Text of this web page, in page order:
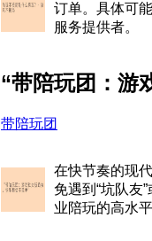
订单。具体可
服务提供者。
“带陪玩团：游
带陪玩团
在快节奏的现
免遇到“坑队友
业陪玩的高水